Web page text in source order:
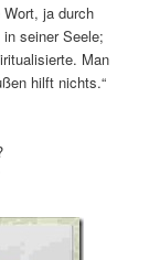
ja durch
seiner Seele;
Man
hilft nichts.“